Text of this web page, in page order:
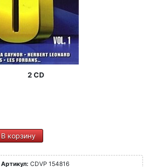
2 CD
В корзину
Артикул: CDVP 154816